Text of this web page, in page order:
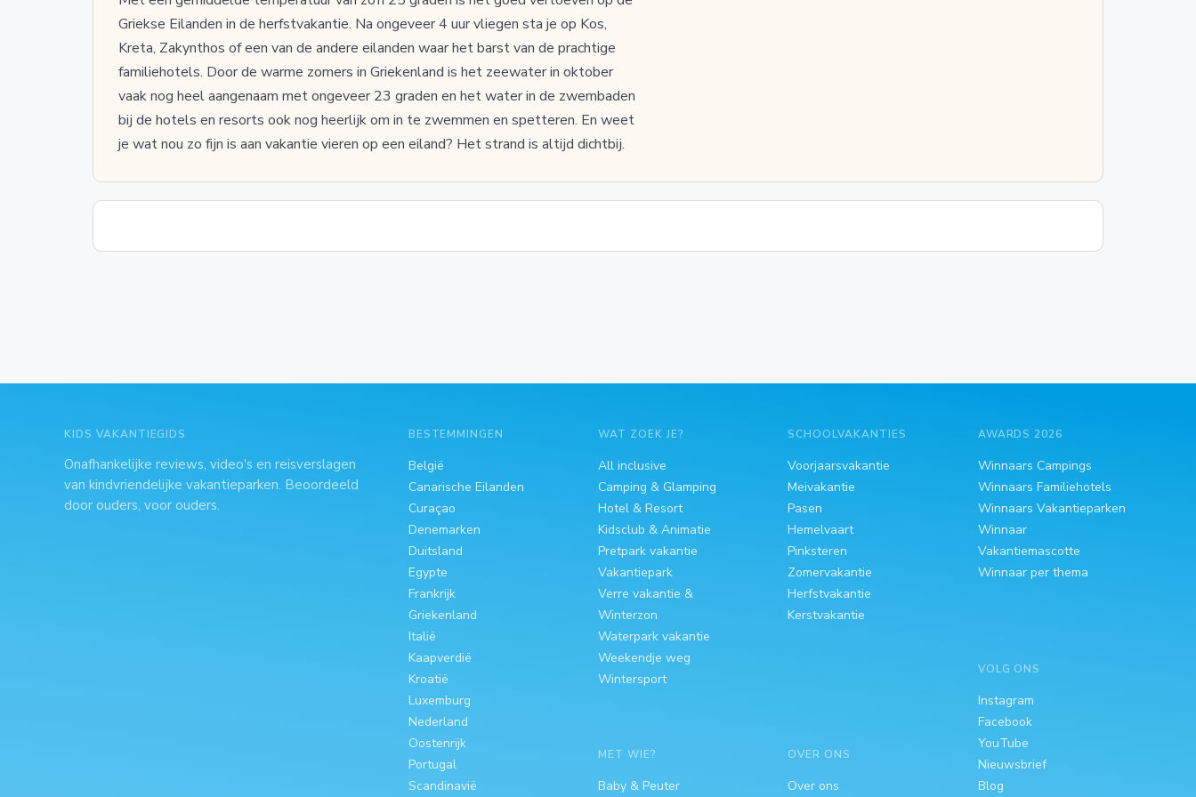
Griekse Eilanden in de herfstvakantie. Na ongeveer 4 uur vliegen sta je op Kos,
Kreta, Zakynthos of een van de andere eilanden waar het barst van de prachtige
familiehotels. Door de warme zomers in Griekenland is het zeewater in oktober
vaak nog heel aangenaam met ongeveer 23 graden en het water in de zwembaden
bij de hotels en resorts ook nog heerlijk om in te zwemmen en spetteren. En weet
je wat nou zo fijn is aan vakantie vieren op een eiland? Het strand is altijd dichtbij.
KIDS VAKANTIEGIDS
Onafhankelijke reviews, video's en reisverslagen
van kindvriendelijke vakantieparken. Beoordeeld
door ouders, voor ouders.
BESTEMMINGEN
België
Canarische Eilanden
Curaçao
Denemarken
Duitsland
Egypte
Frankrijk
Griekenland
Italië
Kaapverdië
Kroatië
Luxemburg
Nederland
Oostenrijk
Portugal
Scandinavië
WAT ZOEK JE?
All inclusive
Camping & Glamping
Hotel & Resort
Kidsclub & Animatie
Pretpark vakantie
Vakantiepark
Verre vakantie &
Winterzon
Waterpark vakantie
Weekendje weg
Wintersport
MET WIE?
Baby & Peuter
SCHOOLVAKANTIES
Voorjaarsvakantie
Meivakantie
Pasen
Hemelvaart
Pinksteren
Zomervakantie
Herfstvakantie
Kerstvakantie
OVER ONS
Over ons
AWARDS 2026
Winnaars Campings
Winnaars Familiehotels
Winnaars Vakantieparken
Winnaar
Vakantiemascotte
Winnaar per thema
VOLG ONS
Instagram
Facebook
YouTube
Nieuwsbrief
Blog